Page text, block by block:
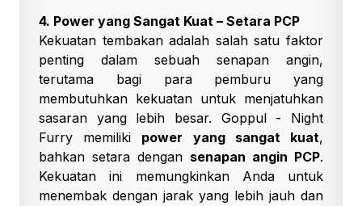
4. Power yang Sangat Kuat – Setara PCP
Kekuatan tembakan adalah salah satu faktor
penting dalam sebuah senapan angin,
terutama bagi para pemburu yang
membutuhkan kekuatan untuk menjatuhkan
sasaran yang lebih besar. Goppul - Night
Furry memiliki power yang sangat kuat,
bahkan setara dengan senapan angin PCP.
Kekuatan ini memungkinkan Anda untuk
menembak dengan jarak yang lebih jauh dan